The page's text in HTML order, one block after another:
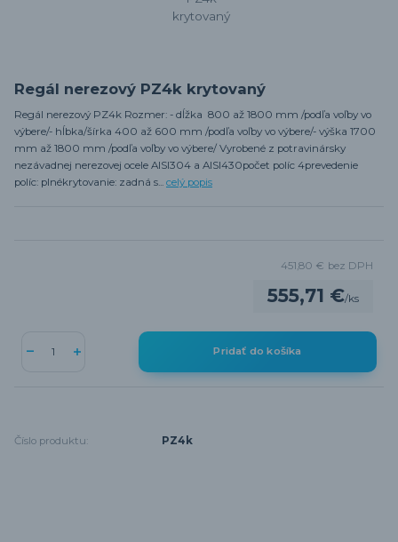
Regál nerezový PZ4k krytovaný
Regál nerezový PZ4k Rozmer: - dĺžka 800 až 1800 mm /podľa voľby vo
výbere/- hĺbka/šírka 400 až 600 mm /podľa voľby vo výbere/- výška 1700
mm až 1800 mm /podľa voľby vo výbere/ Vyrobené z potravinársky
nezávadnej nerezovej ocele AISI304 a AISI430počet políc 4prevedenie
políc: plnékrytovanie: zadná s... celý popis
555,71 €/ks
451,80 € bez DPH
Pridať do košíka
Číslo produktu: PZ4k